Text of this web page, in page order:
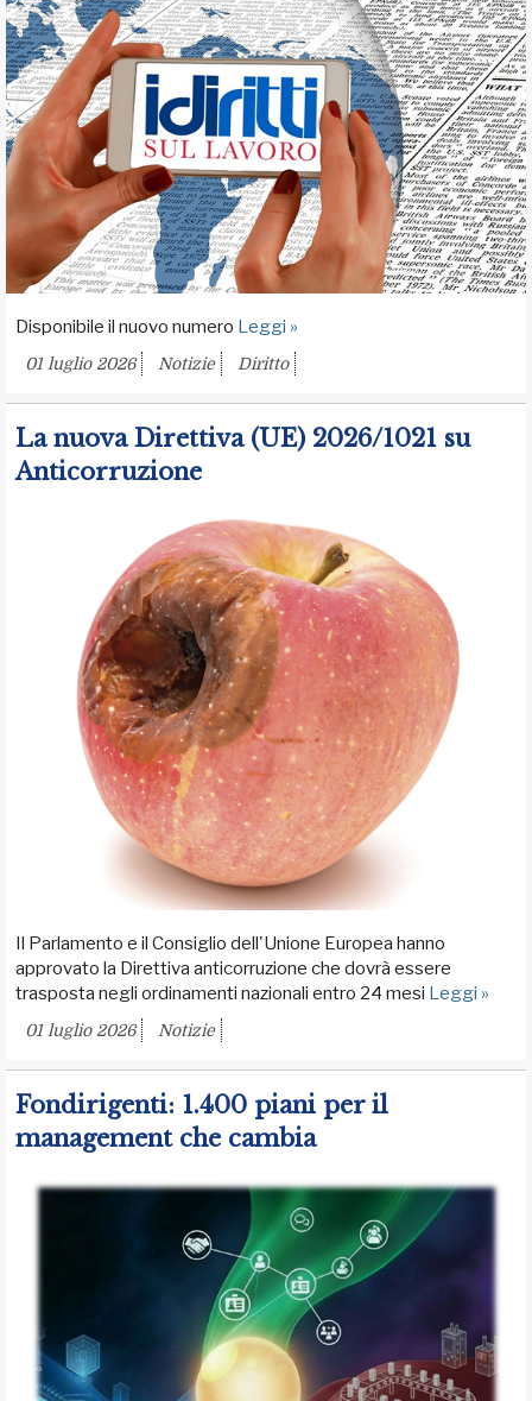
Disponibile il nuovo numero Leggi »
01 luglio 2026 Notizie Diritto
La nuova Direttiva (UE) 2026/1021 su
Anticorruzione
Il Parlamento e il Consiglio dell'Unione Europea hanno
approvato la Direttiva anticorruzione che dovrà essere
trasposta negli ordinamenti nazionali entro 24 mesi Leggi »
01 luglio 2026 Notizie
Fondirigenti: 1.400 piani per il
management che cambia